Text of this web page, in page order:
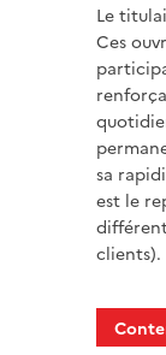
Le
Ces
sa
est le
clients).